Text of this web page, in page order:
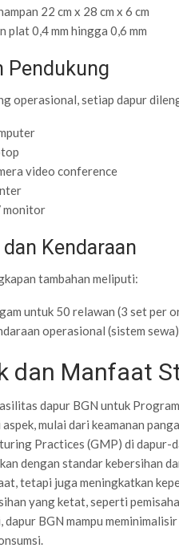
22 cm x 28 cm x 6 cm
plat 0,4 mm hingga 0,6 mm
Pendukung
operasional, setiap dapur
video conference
monitor
Kendaraan
tambahan meliputi:
untuk 50 relawan (3 set per
operasional (sistem sewa)
dan Manfaat
dapur BGN untuk
mulai dari keamanan
Practices (GMP) di dapur-
dengan standar kebersihan
tetapi juga meningkatkan
yang ketat, seperti
BGN mampu